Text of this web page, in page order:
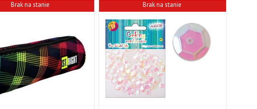
Brak na stanie Brak na stanie